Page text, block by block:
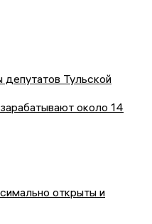
Тульской
около 14
открыты и